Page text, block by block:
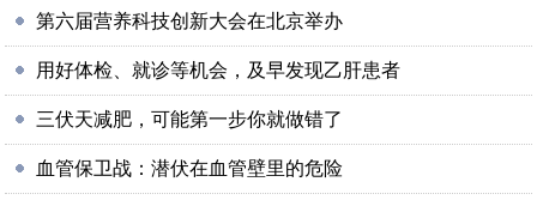
第六届营养科技创新大会在北京举办
用好体检、就诊等机会，及早发现乙肝患者
三伏天减肥，可能第一步你就做错了
血管保卫战：潜伏在血管壁里的危险